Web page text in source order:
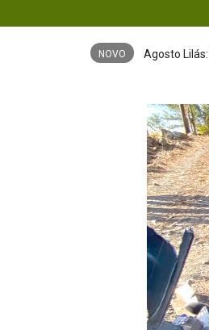
NOVO Trio é preso